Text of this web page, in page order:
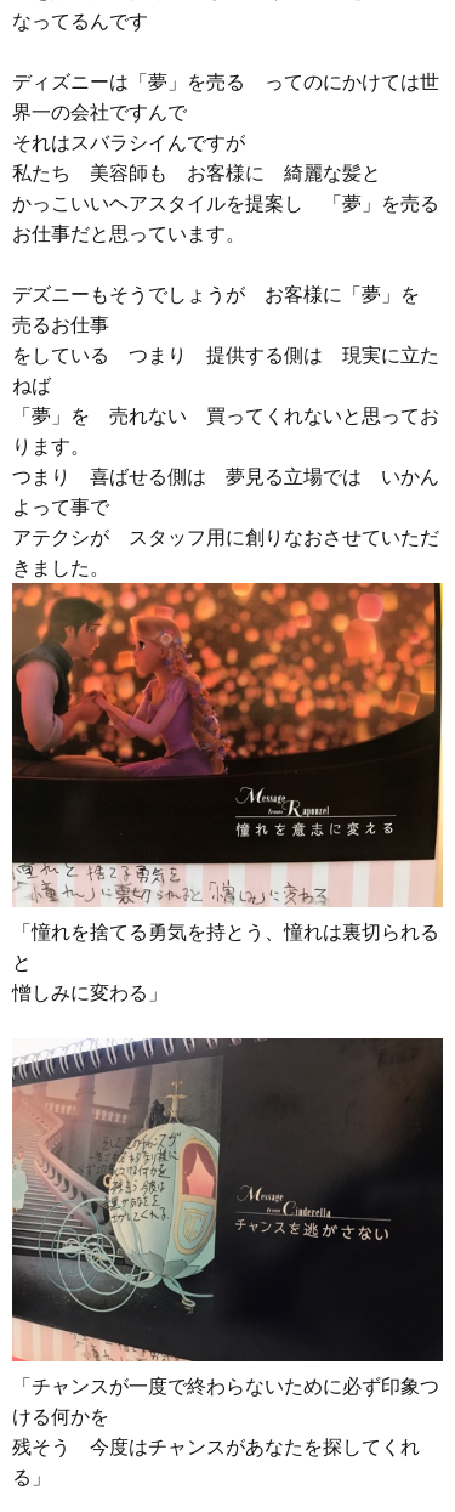
なってるんです
ディズニーは「夢」を売る ってのにかけては世
界一の会社ですんで
それはスバラシイんですが
私たち 美容師も お客様に 綺麗な髪と
かっこいいヘアスタイルを提案し 「夢」を売る
お仕事だと思っています。
デズニーもそうでしょうが お客様に「夢」を
売るお仕事
をしている つまり 提供する側は 現実に立た
ねば
「夢」を 売れない 買ってくれないと思ってお
ります。
つまり 喜ばせる側は 夢見る立場では いかん
よって事で
アテクシが スタッフ用に創りなおさせていただ
きました。
「憧れを捨てる勇気を持とう、憧れは裏切られる
と
憎しみに変わる」
「チャンスが一度で終わらないために必ず印象つ
ける何かを
残そう 今度はチャンスがあなたを探してくれ
る」